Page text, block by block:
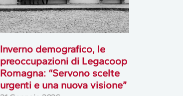
Inverno demografico, le
preoccupazioni di Legacoop
Romagna: “Servono scelte
urgenti e una nuova visione”